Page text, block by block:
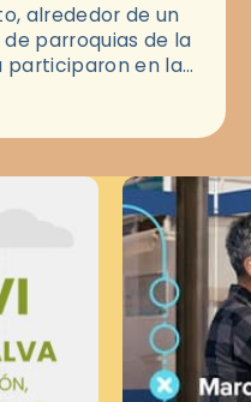
alrededor de un
parroquias de la
participaron en las
por el